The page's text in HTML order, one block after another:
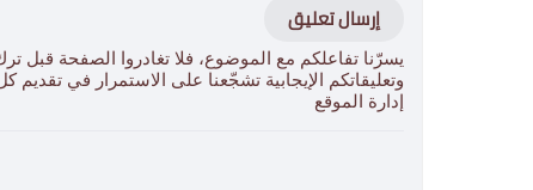
إرسال تعليق
يسرّنا تفاعلكم مع الموضوع، فلا تغادروا الصفحة قبل
وتعليقاتكم الإيجابية تشجّعنا على الاستمرار في
إدارة الموقع